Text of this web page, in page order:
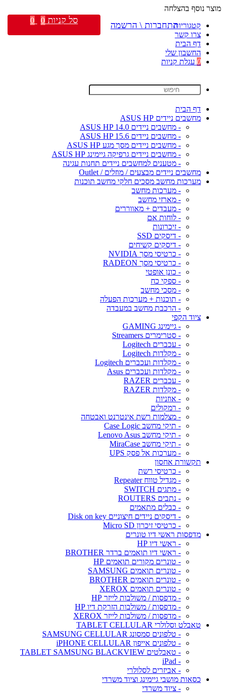
מוצר נוסף בהצלחה
קטגוריות
צרו קשר
דף הבית
החשבון שלי
0 עגלת קניות
דף הבית
מחשבים ניידים ASUS HP
- מחשבים ניידים ASUS HP 14.0
- מחשבים ניידים ASUS HP 15.6
- מחשבים ניידים מסך מגע ASUS HP
- מחשבים ניידים גרפיקה גיימינג ASUS HP
- מטענים למחשבים ניידים תחנות עגינה
מחשבים ניידים מבצעים / מוזלים / Outlet
מערכות מחשב מסכים חלקי מחשב תוכנות
- מערכות מחשב
- מארזי מחשב
- מעבדים + מאווררים
- לוחות אם
- זיכרונות
- דיסקים SSD
- דיסקים קשיחים
- כרטיסי מסך NVIDIA
- כרטיסי מסך RADEON
- כונן אופטי
- ספקי כח
- מסכי מחשב
- תוכנות + מערכות הפעלה
- הרכבת מחשב במעבדה
ציוד הקפי
- גיימינג GAMING
- סטרימרים Streamers
- עכברים Logitech
- מקלדות Logitech
- מקלדות ועכברים Logitech
- מקלדות ועכברים Asus
- עכברים RAZER
- מקלדות RAZER
- אוזניות
- רמקולים
- מצלמות רשת אינטרנט ואבטחה
- תיקי מחשב Case Logic
- תיקי מחשב Lenovo Asus
- תיקי מחשב MiraCase
- מערכות אל פסק UPS
תקשורת אחסון
- כרטיסי רשת
- מגדיל טווח Repeater
- מתגים SWITCH
- נתבים ROUTERS
- כבלים מתאמים
- דיסקים ניידים חיצוניים Disk on key
- כרטיסי זיכרון Micro SD
מדפסות ראשי דיו טונרים
- ראשי דיו HP
- ראשי דיו תואמים ברדר BROTHER
- טונרים מקורים תואמים HP
- טונרים תואמים SAMSUNG
- טונרים תואמים BROTHER
- טונרים תואמים XEROX
- מדפסות / משולבות לייזר HP
- מדפסות / משולבות הזרקת דיו HP
- מדפסות / משולבות לייזר XEROX
טאבלט וסלולרי TABLET CELLULAR
- טלפונים סמסונג SAMSUNG CELLULAR
- טלפונים אייפון iPHONE CELLULAR
- טאבלטים TABLET SAMSUNG BLACKVIEW
- iPad
- אביזרים לסלולרי
כסאות מושבי גיימינג וציוד משרדי
- ציוד משרדי
התחברות \ הרשמה סל קניות 0
0